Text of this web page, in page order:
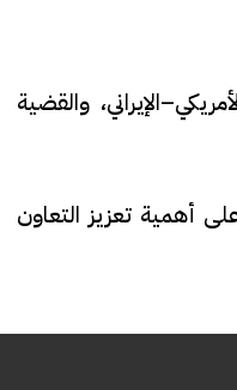
والقضية
أهمية تعزيز التعاون
الطريق السريع| فيديو